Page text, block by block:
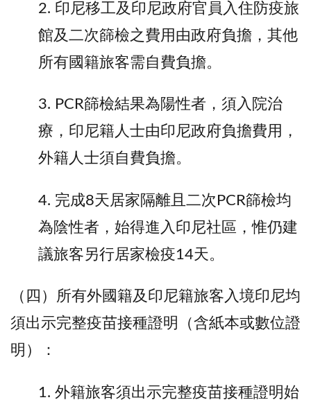
2. 印尼移工及印尼政府官員入住防疫旅
館及二次篩檢之費用由政府負擔，其他
所有國籍旅客需自費負擔。
3. PCR篩檢結果為陽性者，須入院治
療，印尼籍人士由印尼政府負擔費用，
外籍人士須自費負擔。
4. 完成8天居家隔離且二次PCR篩檢均
為陰性者，始得進入印尼社區，惟仍建
議旅客另行居家檢疫14天。
（四）所有外國籍及印尼籍旅客入境印尼均
須出示完整疫苗接種證明（含紙本或數位證
明）：
1. 外籍旅客須出示完整疫苗接種證明始